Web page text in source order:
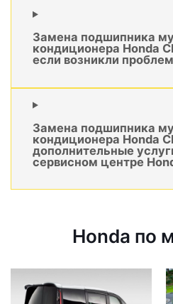
Замена подшипника
кондиционера Honda
если возникли
Замена подшипника
кондиционера Honda
дополнительные
сервисном центре
Honda по